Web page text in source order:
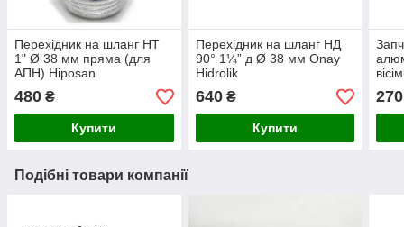
Перехідник на шланг НТ
1" Ø 38 мм пряма (для
АПН) Hiposan
480 ₴
Купити
Перехідник на шланг НД
90° 1¼” д Ø 38 мм Onay
Hidrolik
640₴
Купити
270
Подібні товари компанії